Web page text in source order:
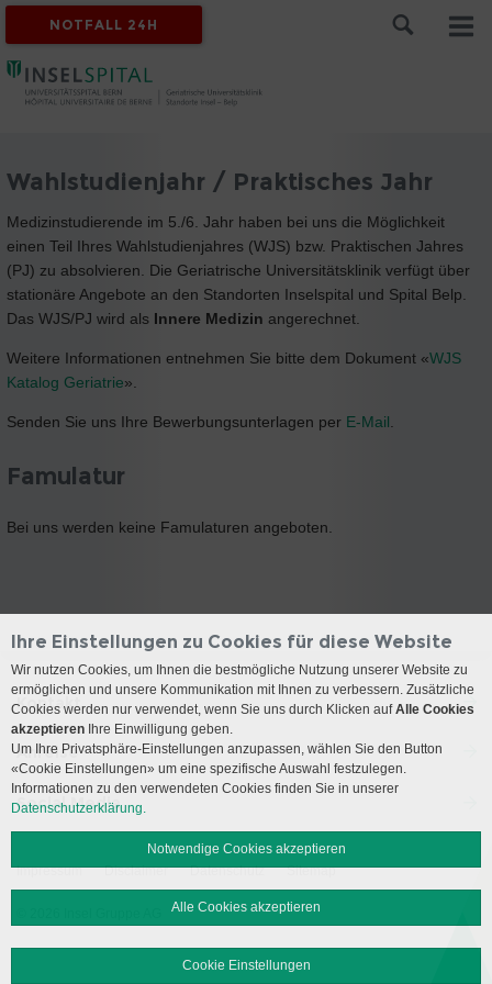
NOTFALL 24H
Wahlstudienjahr / Praktisches Jahr
Medizinstudierende im 5./6. Jahr haben bei uns die Möglichkeit
einen Teil Ihres Wahlstudienjahres (WJS) bzw. Praktischen Jahres
(PJ) zu absolvieren. Die Geriatrische Universitätsklinik verfügt über
stationäre Angebote an den Standorten Inselspital und Spital Belp.
Das WJS/PJ wird als Innere Medizin angerechnet.
Weitere Informationen entnehmen Sie bitte dem Dokument «WJS
Katalog Geriatrie».
Senden Sie uns Ihre Bewerbungsunterlagen per E-Mail
Famulatur
Bei uns werden keine Famulaturen angeboten.
Kontakt
Anreise
Social Media
Impressum Disclaimer Datenschutz Sitemap
Ihre Einstellungen zu Cookies für diese Website
Wir nutzen Cookies, um Ihnen die bestmögliche Nutzung unserer Website zu
ermöglichen und unsere Kommunikation mit Ihnen zu verbessern. Zusätzliche
Cookies werden nur verwendet, wenn Sie uns durch Klicken aufAlle Cookies
akzeptieren Ihre Einwilligung geben.
Um Ihre Privatsphäre-Einstellungen anzupassen, wählen Sie den Button
«Cookie Einstellungen» um eine spezifische Auswahl festzulegen.
Informationen zu den verwendeten Cookies finden Sie in unserer
Datenschutzerklärung.
Notwendige Cookies akzeptieren
Alle Cookies akzeptieren
Cookie Einstellungen